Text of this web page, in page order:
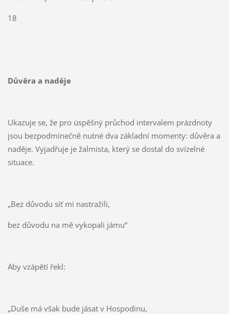
18
Důvěra a naděje
Ukazuje se, že pro úspěšný průchod intervalem prázdnoty
jsou bezpodmínečně nutné dva základní momenty: důvěra a
naděje. Vyjadřuje je žalmista, který se dostal do svízelné
situace.
„Bez důvodu síť mi nastražili,
bez důvodu na mě vykopali jámu“
Aby vzápětí řekl:
„Duše má však bude jásat v Hospodinu,